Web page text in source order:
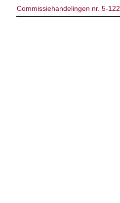
Commissiehandelingen nr. 5-122